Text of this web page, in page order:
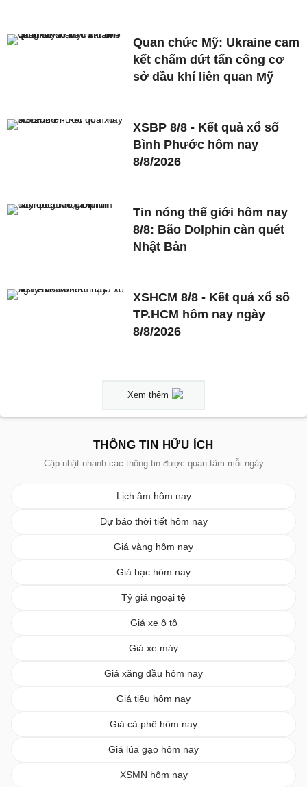
Quan chức Mỹ: Ukraine cam
kết chấm dứt tấn công cơ
sở dầu khí liên quan Mỹ
XSBP 8/8 - Kết quả xổ số
Bình Phước hôm nay
8/8/2026
Tin nóng thế giới hôm nay
8/8: Bão Dolphin càn quét
Nhật Bản
XSHCM 8/8 - Kết quả xổ số
TP.HCM hôm nay ngày
8/8/2026
Xem thêm
THÔNG TIN HỮU ÍCH
Cập nhật nhanh các thông tin được quan tâm mỗi ngày
Lịch âm hôm nay
Dự báo thời tiết hôm nay
Giá vàng hôm nay
Giá bạc hôm nay
Tỷ giá ngoại tệ
Giá xe ô tô
Giá xe máy
Giá xăng dầu hôm nay
Giá tiêu hôm nay
Giá cà phê hôm nay
Giá lúa gạo hôm nay
XSMN hôm nay